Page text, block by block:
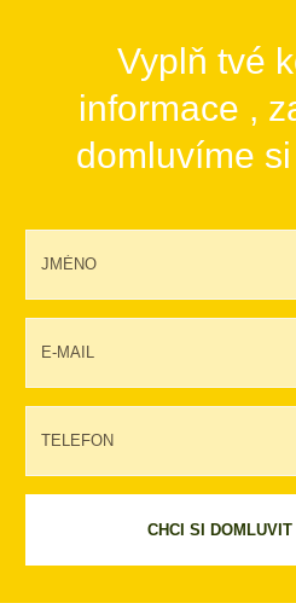
Vyplň tvé
informace ,
domluvíme
CHCI SI DOMLUVIT